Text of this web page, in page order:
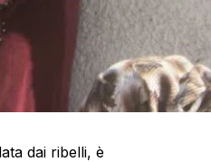
dai ribelli, è